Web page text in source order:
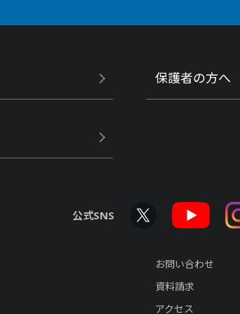
保護者の方へ
お問い合わせ
資料請求
アクセス
公式SNS